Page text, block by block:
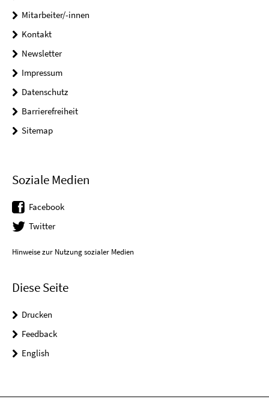
Mitarbeiter/-innen
Kontakt
Newsletter
Impressum
Datenschutz
Barrierefreiheit
Sitemap
Soziale Medien
Facebook
Twitter
Hinweise zur Nutzung sozialer Medien
Diese Seite
Drucken
Feedback
English